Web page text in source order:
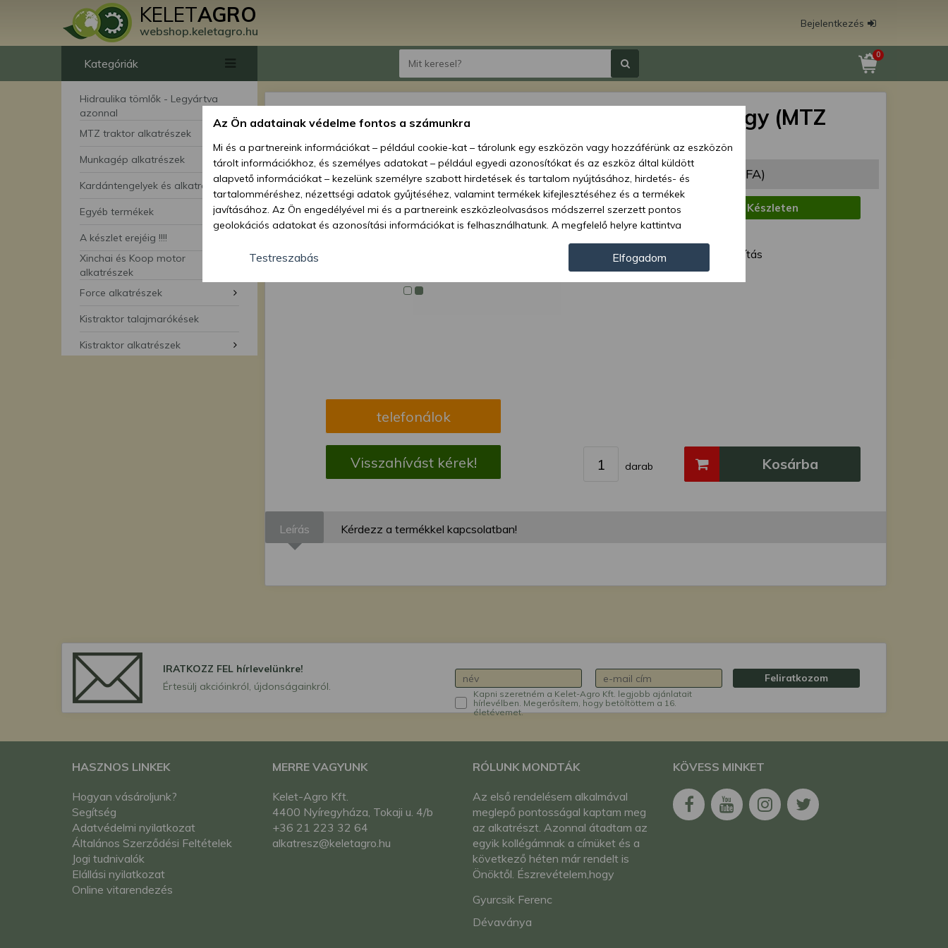
KELETAGRO
webshop.keletagro.hu
Bejelentkezés
Kategóriák
Hidraulika tömlők - Legyártva
azonnal
MTZ traktor alkatrészek
Munkagép alkatrészek
Kardántengelyek és alkatrészei
Egyéb termékek
A készlet erejéig !!!!
Xinchai és Koop motor
alkatrészek
Force alkatrészek
Kistraktor talajmarókések
Kistraktor alkatrészek
0
telefonálok
Visszahívást kérek!
6212 (212) csapágy (MTZ
váltó)
Ár: 1 892 Ft (1 490 Ft + ÁFA)
Elérhetőség:
Készleten
Szállítás:
Szállítási mód:
Normál szállítás
darab Kosárba
Leírás Kérdezz a termékkel kapcsolatban!
IRATKOZZ FEL hírlevelünkre!
Értesülj akcióinkról, újdonságainkról.
Kapni szeretném a Kelet-Agro Kft. legjobb ajánlatait
hírlevélben. Megerősítem, hogy betöltöttem a 16.
életévemet.
Feliratkozom
HASZNOS LINKEK
Hogyan vásároljunk?
Segítség
Adatvédelmi nyilatkozat
Általános Szerződési Feltételek
Jogi tudnivalók
Elállási nyilatkozat
Online vitarendezés
MERRE VAGYUNK
Kelet-Agro Kft.
4400 Nyíregyháza, Tokaji u. 4/b
+36 21 223 32 64
alkatresz@keletagro.hu
RÓLUNK MONDTÁK
Az első rendelésem alkalmával
meglepő pontosságal kaptam meg
az alkatrészt. Azonnal átadtam az
egyik kollégámnak a címüket és a
következő héten már rendelt is
Önöktől. Észrevételem,hogy
képek. Mert sokan csak a képek
alapján tudják beazonosítani az
Gyurcsik Ferenc
Dévaványa
KÖVESS MINKET
Az Ön adatainak védelme fontos a számunkra
Mi és a partnereink információkat – például cookie-kat – tárolunk egy eszközön vagy hozzáférünk az eszközön
tárolt információkhoz, és személyes adatokat – például egyedi azonosítókat és az eszköz által küldött
alapvető információkat – kezelünk személyre szabott hirdetések és tartalom nyújtásához, hirdetés- és
tartalomméréshez, nézettségi adatok gyűjtéséhez, valamint termékek kifejlesztéséhez és a termékek
javításához. Az Ön engedélyével mi és a partnereink eszközleolvasásos módszerrel szerzett pontos
geolokációs adatokat és azonosítási információkat is felhasználhatunk. A megfelelő helyre kattintva
hozzájárulhat ahhoz, hogy mi és a partnereink a fent leírtak szerint adatkezelést végezzünk. Másik
lehetőségként a hozzájárulás megadása vagy elutasítása előtt részletesebb információkhoz juthat, és
megváltoztathatja beállításait. Felhívjuk figyelmét, hogy személyes adatainak bizonyos kezeléséhez nem
feltétlenül szükséges az Ön hozzájárulása, de jogában áll tiltakozni az ilyen jellegű adatkezelés ellen. A
Testreszabás Elfogadom